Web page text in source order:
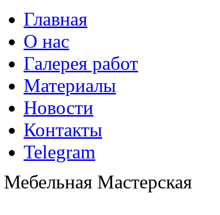
Главная
О нас
Галерея работ
Материалы
Новости
Контакты
Telegram
Мебельная Мастерская